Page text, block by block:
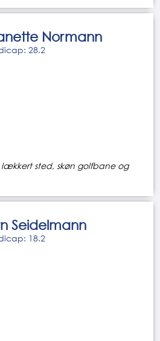
Normann
28.2
lækkert sted, skøn golfbane og
Seidelmann
18.2